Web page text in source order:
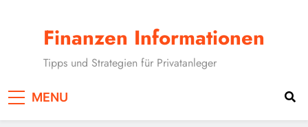
Finanzen Informationen
Tipps und Strategien für Privatanleger
MENU